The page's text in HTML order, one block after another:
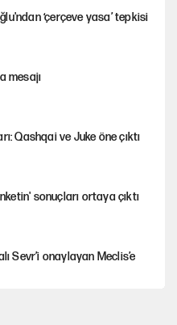
‘çerçeve yasa’ tepkisi
mesajı
Qashqai ve Juke öne çıktı
sonuçları ortaya çıktı
Sevr’i onaylayan Meclis’e